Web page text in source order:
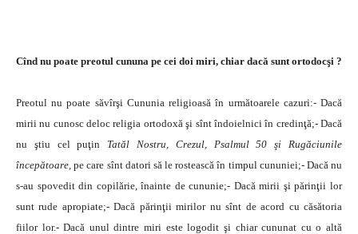
Cînd nu poate preotul cununa pe cei doi miri, chiar dacă sunt ortodocşi ?
Preotul nu poate săvîrşi Cununia religioasă în următoarele cazuri:- Dacă
mirii nu cunosc deloc religia ortodoxă şi sînt îndoielnici în credinţă;- Dacă
nu ştiu cel puţin Tatăl Nostru, Crezul, Psalmul 50 şi Rugăciunile
începătoare, pe care sînt datori să le rostească în timpul cununiei;- Dacă nu
s-au spovedit din copilărie, înainte de cununie;- Dacă mirii şi părinţii lor
sunt rude apropiate;- Dacă părinţii mirilor nu sînt de acord cu căsătoria
fiilor lor.- Dacă unul dintre miri este logodit şi chiar cununat cu o altă